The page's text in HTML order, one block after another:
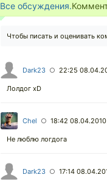
Все обсуждения.
Чтобы писать и оценивать
Dark23 ○ 22:25
Лолдог xD
Chel ○ 18:42 08.04.2010
Не люблю логдога
Dark23 ○ 17:14